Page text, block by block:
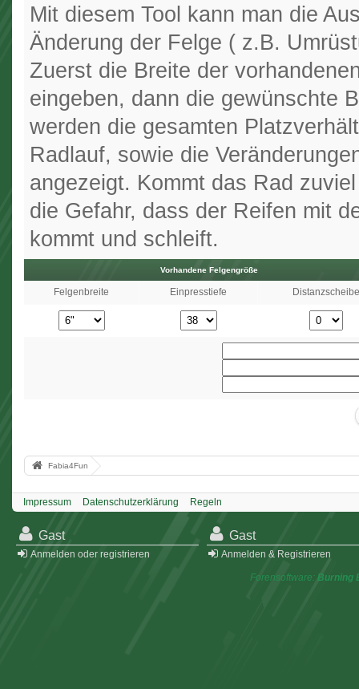
Mit diesem Tool kann man die
Änderung der Felge ( z.B.
Zuerst die Breite der
eingeben, dann die gewünschte
werden die gesamten
Radlauf, sowie die
angezeigt. Kommt das Rad
die Gefahr, dass der Reifen mit
kommt und schleift.
Vorhandene Felgengröße
Felgenbreite Einpresstiefe Distanzscheibe
Fabia4Fun
Impressum Datenschutzerklärung Regeln
Gast
Anmelden oder registrieren
Gast
Anmelden & Registrieren
Forensoftware: Burning